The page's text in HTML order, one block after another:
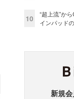
10
“超上流”か
インパッド
新規